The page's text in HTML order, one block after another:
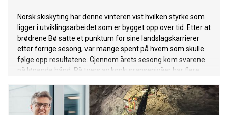
Norsk skiskyting har denne vinteren vist hvilken styrke som
ligger i utviklingsarbeidet som er bygget opp over tid. Etter at
brødrene Bø satte et punktum for sine landslagskarrierer
etter forrige sesong, var mange spent på hvem som skulle
følge opp resultatene. Gjennom årets sesong kom svarene
på løpende bånd. På tvers av konkurransenivåer har flere
både kvaliteten, bredden og potensialet i norsk skiskyting.
Resultatene denne vinteren viser ikke bare hva som er mulig
på kort sikt, men vitner også om sterke rekrutteringsmiljøer